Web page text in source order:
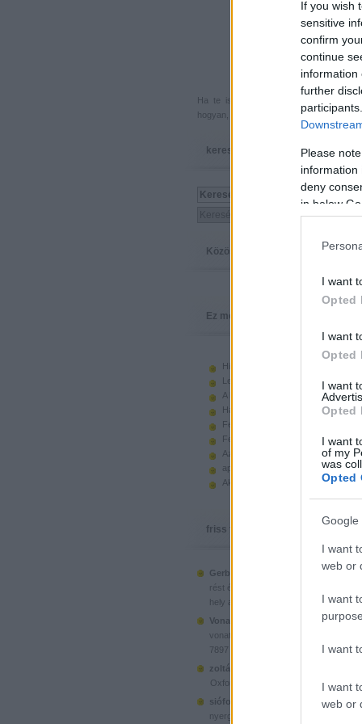
If you wish
sensitive
confirm
continue
information
further
Please
information
deny
in below
I want
Opted
I want
Opted
I want
Opted
I want
of my
was
Opted
Google
I want
web or
I want
I want
I want
web or
Ha te is küldenél egy végigjátszást,
hogyan, hova, mikor, kivel és miért,
keresés
Közösség
Ez megy
Hiányzó elemek beszerzése
Legoland Németország 2010
A kastélyok képes története
Használt legót piacról
Feltörjük a legó ugart
Fehérítsd ki!
Az Indiana Jones készletek
apró. hirdetés.
Akciók, újdonságok a polcon,
friss topikok
Gerberus:
Mostanra már a Lego is
rést é...
hely a klónoknak
Vonatotkeresek1:
@BorZol: Üdv, hol
vonatot venni...
7897 Passenger Train
zoltán999:
Oxford, a dél-koreai klón
siófoki35:
A platós teherautó
nyergesvonta...